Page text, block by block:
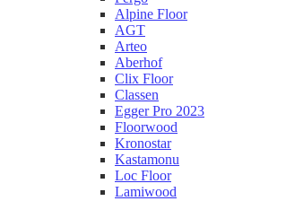
Alpine Floor
AGT
Arteo
Aberhof
Clix Floor
Classen
Egger Pro 2023
Floorwood
Kronostar
Kastamonu
Loc Floor
Lamiwood